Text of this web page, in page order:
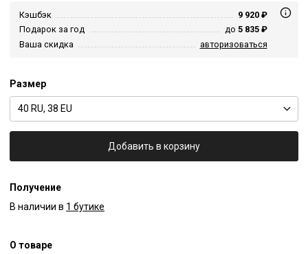
Кэшбэк
9 920 ₽
Подарок за год
до 5 835 ₽
Ваша скидка
авторизоваться
Размер
40 RU, 38 EU
Добавить в корзину
Получение
В наличии в 1 бутике
О товаре